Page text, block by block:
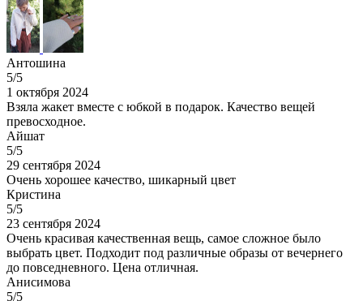
Антошина
5/5
1 октября 2024
Взяла жакет вместе с юбкой в подарок. Качество вещей
превосходное.
Айшат
5/5
29 сентября 2024
Очень хорошее качество, шикарный цвет
Кристина
5/5
23 сентября 2024
Очень красивая качественная вещь, самое сложное было
выбрать цвет. Подходит под различные образы от вечернего
до повседневного. Цена отличная.
Анисимова
5/5